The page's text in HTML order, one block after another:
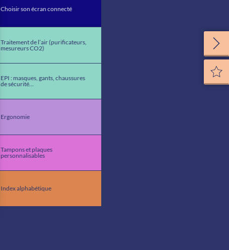
Choisir son écran connecté
Traitement de l’air (purificateurs,
mesureurs CO2)
EPI : masques, gants, chaussures
de sécurité…
Ergonomie
Tampons et plaques
personnalisables
Index alphabétique